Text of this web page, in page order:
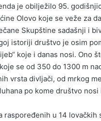
je obilježilo 95.
Olovo koje se veže za
Skupštine sadašnji i
istoriji društvo je osim
koje i danas nosi. Ono
se od 350 do 1300 m
vrsta divljači, od mrkog
po kome društvo
raspoređenih u 14 lovačkih